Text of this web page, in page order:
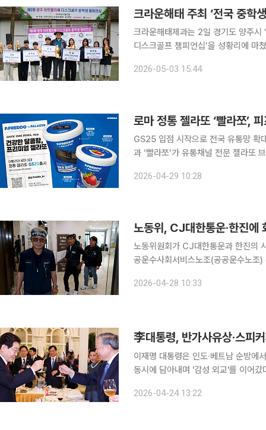
크라운해태제과는 2일 경기도 양주시
디스크골프 챔피언십’을 성황리에 마
번 경기는 세계 디스크골프연맹
2026-05-03 15:44
로마 정통 젤라또 ‘빨라쪼’,
GS25 입점 시작으로 전국 유통망 확대
과 ‘빨라쪼’가 유통채널 전문 젤라또
가문의 전통 기술력을 바탕으로 만든
2026-04-29 10:28
노동위, CJ대한통운·한진에
노동위원회가 CJ대한통운과 한진의
공운수사회서비스노조(공공운수노조
공고 이의신청 사실 공고에 대한 시
2026-04-28 10:33
李대통령, 반가사유상·스피
이재명 대통령은 인도·베트남 순방에
동시에 담아내며 '감성 외교'를 이어
는 청동 반가사유상 모형과 호랑이 수
2026-04-24 13:22